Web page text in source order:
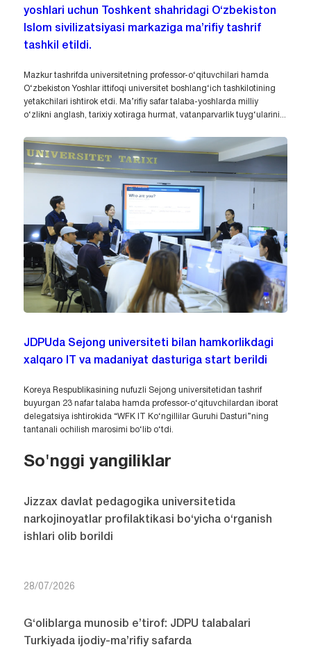
yoshlari uchun Toshkent shahridagi O‘zbekiston
Islom sivilizatsiyasi markaziga ma’rifiy tashrif
tashkil etildi.
Mazkur tashrifda universitetning professor-o‘qituvchilari hamda
O‘zbekiston Yoshlar ittifoqi universitet boshlang‘ich tashkilotining
yetakchilari ishtirok etdi. Ma’rifiy safar talaba-yoshlarda milliy
o‘zlikni anglash, tarixiy xotiraga hurmat, vatanparvarlik tuyg‘ularini...
JDPUda Sejong universiteti bilan hamkorlikdagi
xalqaro IT va madaniyat dasturiga start berildi
Koreya Respublikasining nufuzli Sejong universitetidan tashrif
buyurgan 23 nafar talaba hamda professor-o‘qituvchilardan iborat
delegatsiya ishtirokida “WFK IT Ko‘ngillilar Guruhi Dasturi”ning
tantanali ochilish marosimi bo‘lib o‘tdi.
So'nggi yangiliklar
Jizzax davlat pedagogika universitetida
narkojinoyatlar profilaktikasi bo‘yicha o‘rganish
ishlari olib borildi
28/07/2026
G‘oliblarga munosib e’tirof: JDPU talabalari
Turkiyada ijodiy-ma’rifiy safarda